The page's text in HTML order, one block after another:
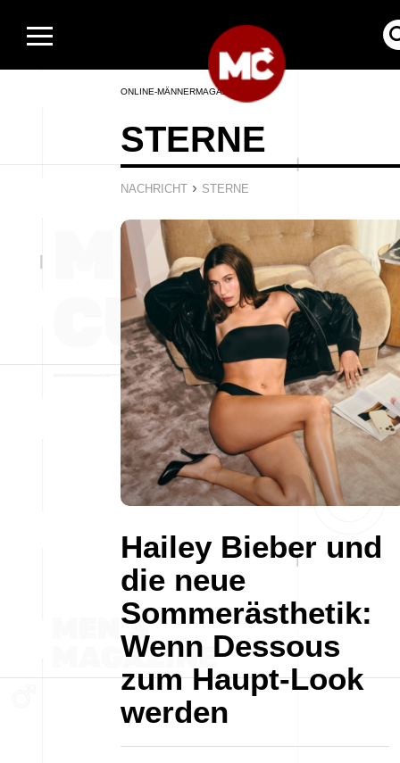
ONLINE-MÄNNERMAGAZIN
STERNE
NACHRICHT › STERNE
Hailey Bieber und
die neue
Sommerästhetik:
Wenn Dessous
zum Haupt-Look
werden